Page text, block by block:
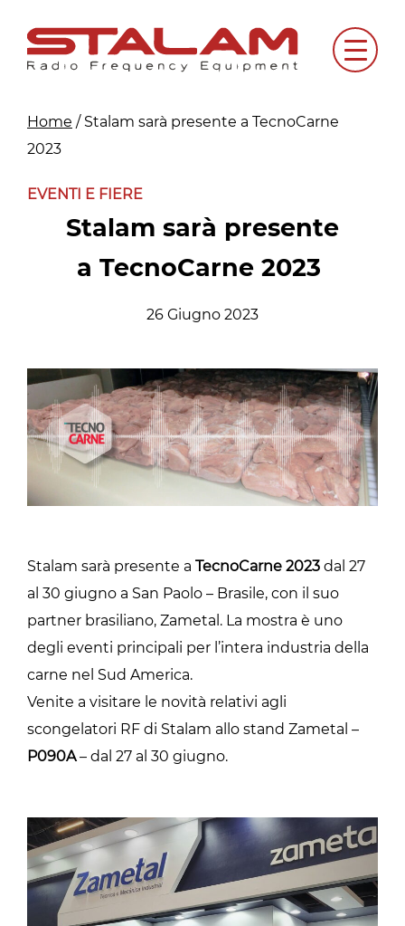
content
Menu
Home / Stalam sarà presente a TecnoCarne
2023
EVENTI E FIERE
Stalam sarà presente
a TecnoCarne 2023
26 Giugno 2023
Stalam sarà presente a TecnoCarne 2023 dal 27
al 30 giugno a San Paolo – Brasile, con il suo
partner brasiliano, Zametal. La mostra è uno
degli eventi principali per l’intera industria della
carne nel Sud America.
Venite a visitare le novità relativi agli
scongelatori RF di Stalam allo stand Zametal –
P090A– dal 27 al 30 giugno.